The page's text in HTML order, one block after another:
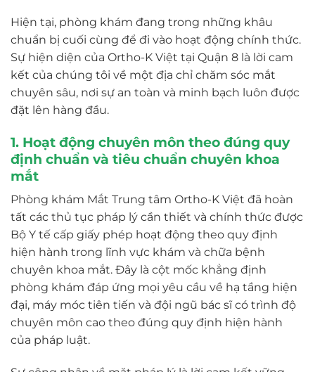
Hiện tại, phòng khám đang trong những khâu
chuẩn bị cuối cùng để đi vào hoạt động chính thức.
Sự hiện diện của Ortho-K Việt tại Quận 8 là lời cam
kết của chúng tôi về một địa chỉ chăm sóc mắt
chuyên sâu, nơi sự an toàn và minh bạch luôn được
đặt lên hàng đầu.
1. Hoạt động chuyên môn theo đúng quy
định chuẩn và tiêu chuẩn chuyên khoa
mắt
Phòng khám Mắt Trung tâm Ortho-K Việt đã hoàn
tất các thủ tục pháp lý cần thiết và chính thức được
Bộ Y tế cấp giấy phép hoạt động theo quy định
hiện hành trong lĩnh vực khám và chữa bệnh
chuyên khoa mắt. Đây là cột mốc khẳng định
phòng khám đáp ứng mọi yêu cầu về hạ tầng hiện
đại, máy móc tiên tiến và đội ngũ bác sĩ có trình độ
chuyên môn cao theo đúng quy định hiện hành
của pháp luật.